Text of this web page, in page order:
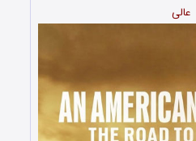
عالی